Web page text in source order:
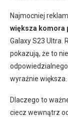
Najmocniej
większa komora
Galaxy S23 Ultra.
pokazują, że to
wyraźnie większa.
Dlaczego to
ciecz wewnątrz